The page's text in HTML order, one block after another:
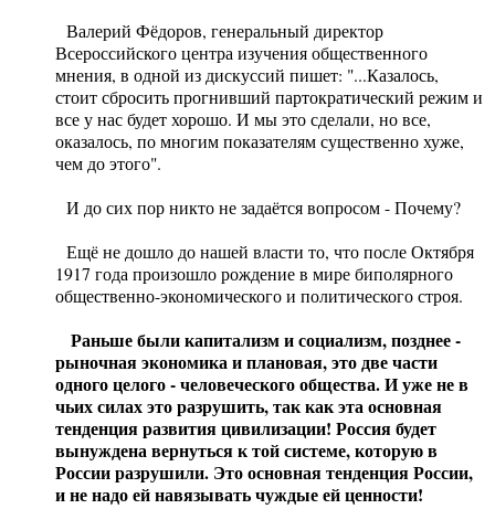
Валерий Фёдоров, генеральный директор
Всероссийского центра изучения общественного
мнения, в одной из дискуссий пишет: "...Казалось,
стоит сбросить прогнивший партократический режим и
все у нас будет хорошо. И мы это сделали, но все,
оказалось, по многим показателям существенно хуже,
чем до этого".
И до сих пор никто не задаётся вопросом - Почему?
Ещё не дошло до нашей власти то, что после Октября
1917 года произошло рождение в мире биполярного
общественно-экономического и политического строя.
Раньше были капитализм и социализм, позднее -
рыночная экономика и плановая, это две части
одного целого - человеческого общества. И уже не в
чьих силах это разрушить, так как эта основная
тенденция развития цивилизации! Россия будет
вынуждена вернуться к той системе, которую в
России разрушили. Это основная тенденция России,
и не надо ей навязывать чуждые ей ценности!